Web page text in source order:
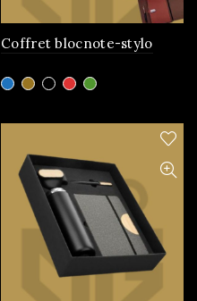
Coffret blocnote-stylo
Ce
produit
variations.
Les
options
peuvent
être
choisies